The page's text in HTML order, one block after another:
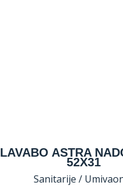
LAVABO ASTRA
52X31
Sanitarije /